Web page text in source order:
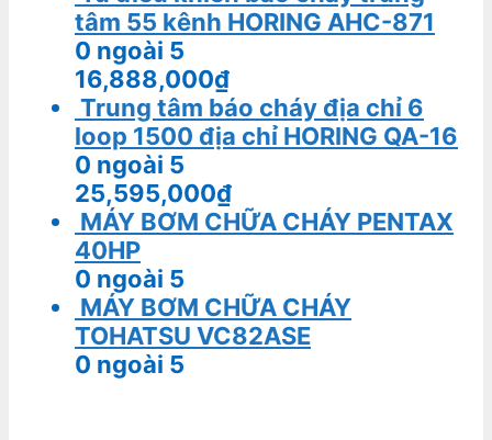
tâm 55 kênh HORING AHC-871
0 ngoài 5
16,888,000₫
Trung tâm báo cháy địa chỉ 6
loop 1500 địa chỉ HORING QA-16
0 ngoài 5
25,595,000₫
MÁY BƠM CHỮA CHÁY PENTAX
40HP
0 ngoài 5
MÁY BƠM CHỮA CHÁY
TOHATSU VC82ASE
0 ngoài 5